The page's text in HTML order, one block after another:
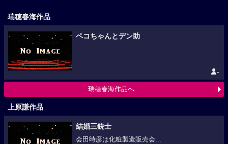
瑞穂春海作品
ペコちゃんとデン助
-
瑞穂春海作品へ
上原謙作品
結婚三銃士
会田時彦は化粧製造販売会...